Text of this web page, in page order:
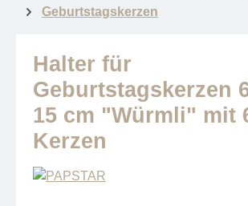
Geburtstagskerzen
Halter für
Geburtstagskerzen
15 cm "Würmli" mit
Kerzen